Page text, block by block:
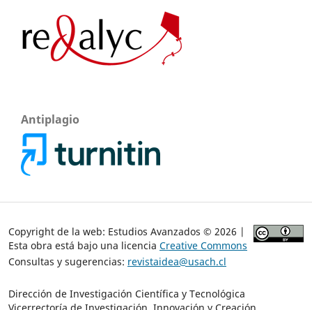
Antiplagio
Copyright de la web: Estudios Avanzados © 2026 |
Esta obra está bajo una licencia Creative Commons
Consultas y sugerencias: revistaidea@usach.cl
Dirección de Investigación Científica y Tecnológica